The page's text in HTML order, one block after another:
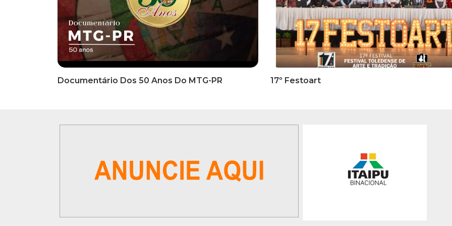
INFORMATIVOS
EDITAL DE CONVOCAÇÃO Nº
002/2026 - PROCESSO DE
SELEÇÃO DE EMPRESA PARA
PRESTAÇÃO DE SERVIÇOS DE
MARKETING E COMUNICAÇÃO
INFORMATIVOS
COMUNICADO OFICIAL -
Inscrições Para A 1ª Etapa
Classificatória Do 35º FEPART,
Que Ocorrerá Do Dia 05 Ao Dia
07 De Junho De 2026
INFORMATIVOS
EDITAL 3/2026 –
INSCRIÇÕES 1ª ETAPA
CLASSIFICATÓRIA DO 35°
FEPART